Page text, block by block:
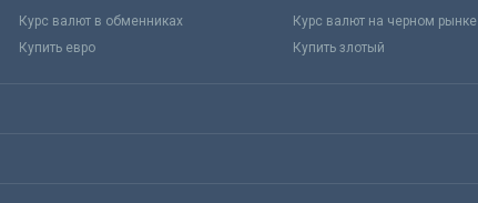
Курс валют в обменниках
Курс валют на черном рынке
Купить евро Купить злотый